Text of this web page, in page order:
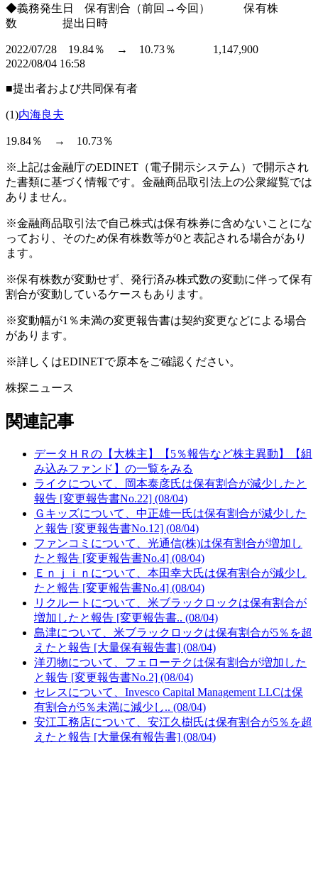
◆義務発生日 保有割合（前回→今回） 保有株
数 提出日時
2022/07/28 19.84％ → 10.73％ 1,147,900
2022/08/04 16:58
■提出者および共同保有者
(1)内海良夫
19.84％ → 10.73％
※上記は金融庁のEDINET（電子開示システム）で開示され
た書類に基づく情報です。金融商品取引法上の公衆縦覧では
ありません。
※金融商品取引法で自己株式は保有株券に含めないことにな
っており、そのため保有株数等が0と表記される場合があり
ます。
※保有株数が変動せず、発行済み株式数の変動に伴って保有
割合が変動しているケースもあります。
※変動幅が1％未満の変更報告書は契約変更などによる場合
があります。
※詳しくはEDINETで原本をご確認ください。
株探ニュース
関連記事
データＨＲの【大株主】【5％報告など株主異動】【組
み込みファンド】の一覧をみる
ライクについて、岡本泰彦氏は保有割合が減少したと
報告 [変更報告書No.22] (08/04)
Ｇキッズについて、中正雄一氏は保有割合が減少した
と報告 [変更報告書No.12] (08/04)
ファンコミについて、光通信(株)は保有割合が増加し
たと報告 [変更報告書No.4] (08/04)
Ｅｎｊｉｎについて、本田幸大氏は保有割合が減少し
たと報告 [変更報告書No.4] (08/04)
リクルートについて、米ブラックロックは保有割合が
増加したと報告 [変更報告書.. (08/04)
島津について、米ブラックロックは保有割合が5％を超
えたと報告 [大量保有報告書] (08/04)
洋刃物について、フェローテクは保有割合が増加した
と報告 [変更報告書No.2] (08/04)
セレスについて、Invesco Capital Management LLCは保
有割合が5％未満に減少し.. (08/04)
安江工務店について、安江久樹氏は保有割合が5％を超
えたと報告 [大量保有報告書] (08/04)